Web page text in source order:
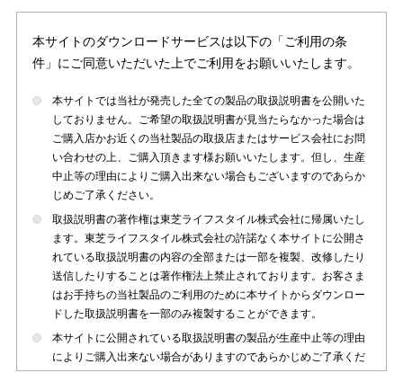
本サイトのダウンロードサービスは以下の「ご利用の条
件」にご同意いただいた上でご利用をお願いいたします。
本サイトでは当社が発売した全ての製品の取扱説明書を公開いた
しておりません。ご希望の取扱説明書が見当たらなかった場合は
ご購入店かお近くの当社製品の取扱店またはサービス会社にお問
い合わせの上、ご購入頂きます様お願いいたします。但し、生産
中止等の理由によりご購入出来ない場合もございますのであらか
じめご了承ください。
取扱説明書の著作権は東芝ライフスタイル株式会社に帰属いたし
ます。東芝ライフスタイル株式会社の許諾なく本サイトに公開さ
れている取扱説明書の内容の全部または一部を複製、改修したり
送信したりすることは著作権法上禁止されております。お客さま
はお手持ちの当社製品のご利用のために本サイトからダウンロー
ドした取扱説明書を一部のみ複製することができます。
本サイトに公開されている取扱説明書の製品が生産中止等の理由
によりご購入出来ない場合がありますのであらかじめご了承くだ